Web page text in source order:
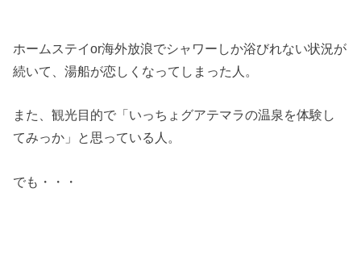
ホームステイor海外放浪でシャワーしか浴びれない状況が
続いて、湯船が恋しくなってしまった人。
また、観光目的で「いっちょグアテマラの温泉を体験し
てみっか」と思っている人。
でも・・・